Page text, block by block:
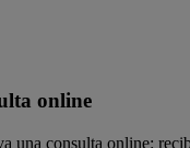
online
una consulta online: